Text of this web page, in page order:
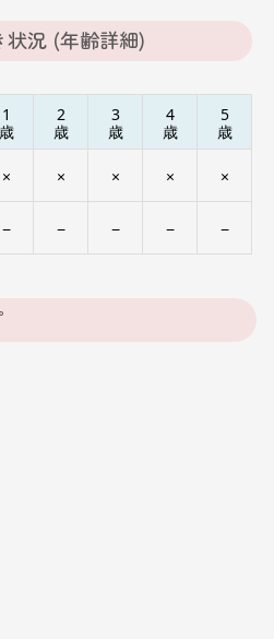
状況 (年齢詳細)
1
歳
2
歳
3
歳
4
歳
5
歳
× × × × ×
− − − − −